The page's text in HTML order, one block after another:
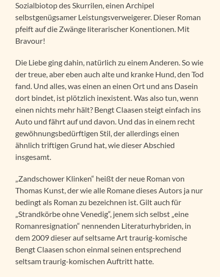
Sozialbiotop des Skurrilen, einen Archipel
selbstgenügsamer Leistungsverweigerer. Dieser Roman
pfeift auf die Zwänge literarischer Konentionen. Mit
Bravour!
Die Liebe ging dahin, natürlich zu einem Anderen. So wie
der treue, aber eben auch alte und kranke Hund, den Tod
fand. Und alles, was einen an einen Ort und ans Dasein
dort bindet, ist plötzlich inexistent. Was also tun, wenn
einen nichts mehr hält? Bengt Claasen steigt einfach ins
Auto und fährt auf und davon. Und das in einem recht
gewöhnungsbedürftigen Stil, der allerdings einen
ähnlich triftigen Grund hat, wie dieser Abschied
insgesamt.
„Zandschower Klinken“ heißt der neue Roman von
Thomas Kunst, der wie alle Romane dieses Autors ja nur
bedingt als Roman zu bezeichnen ist. Gilt auch für
„Strandkörbe ohne Venedig“, jenem sich selbst „eine
Romanresignation“ nennenden Literaturhybriden, in
dem 2009 dieser auf seltsame Art traurig-komische
Bengt Claasen schon einmal seinen entsprechend
seltsam traurig-komischen Auftritt hatte.